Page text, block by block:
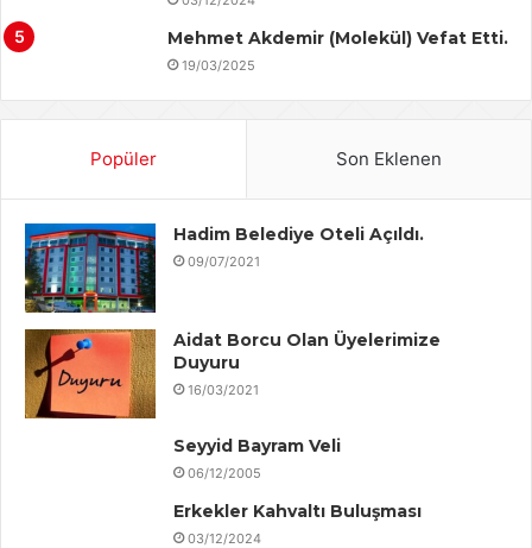
Mehmet Akdemir (Molekül) Vefat Etti.
19/03/2025
Popüler Son Eklenen
Hadim Belediye Oteli Açıldı.
09/07/2021
Aidat Borcu Olan Üyelerimize
Duyuru
16/03/2021
Seyyid Bayram Veli
06/12/2005
Erkekler Kahvaltı Buluşması
03/12/2024